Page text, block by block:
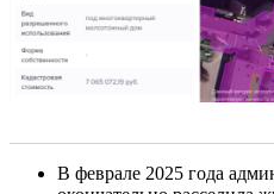
В феврале 2025 года